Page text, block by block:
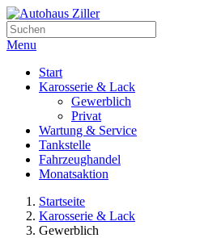
Menu
Start
Karosserie & Lack
Gewerblich
Privat
Wartung & Service
Tankstelle
Fahrzeughandel
Monatsaktion
Startseite
Karosserie & Lack
Gewerblich